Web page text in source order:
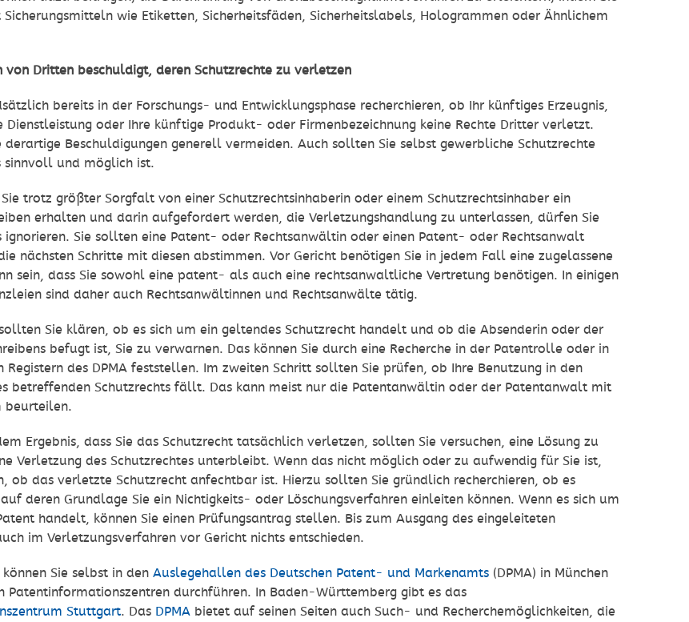
wie Etiketten, Sicherheitsfäden, Sicherheitslabels, Hologrammen oder Ähnlichem
von Dritten beschuldigt, deren Schutzrechte zu verletzen
bereits in der Forschungs- und Entwicklungsphase recherchieren, ob Ihr künftiges Erzeugnis,
Dienstleistung oder Ihre künftige Produkt- oder Firmenbezeichnung keine Rechte Dritter verletzt.
derartige Beschuldigungen generell vermeiden. Auch sollten Sie selbst gewerbliche Schutzrechte
sinnvoll und möglich ist.
trotz größter Sorgfalt von einer Schutzrechtsinhaberin oder einem Schutzrechtsinhaber ein
erhalten und darin aufgefordert werden, die Verletzungshandlung zu unterlassen, dürfen Sie
ignorieren. Sie sollten eine Patent- oder Rechtsanwältin oder einen Patent- oder Rechtsanwalt
nächsten Schritte mit diesen abstimmen. Vor Gericht benötigen Sie in jedem Fall eine zugelassene
sein, dass Sie sowohl eine patent- als auch eine rechtsanwaltliche Vertretung benötigen. In einigen
sind daher auch Rechtsanwältinnen und Rechtsanwälte tätig.
Sie klären, ob es sich um ein geltendes Schutzrecht handelt und ob die Absenderin oder der
befugt ist, Sie zu verwarnen. Das können Sie durch eine Recherche in der Patentrolle oder in
Registern des DPMA feststellen. Im zweiten Schritt sollten Sie prüfen, ob Ihre Benutzung in den
betreffenden Schutzrechts fällt. Das kann meist nur die Patentanwältin oder der Patentanwalt mit
beurteilen.
Ergebnis, dass Sie das Schutzrecht tatsächlich verletzen, sollten Sie versuchen, eine Lösung zu
Verletzung des Schutzrechtes unterbleibt. Wenn das nicht möglich oder zu aufwendig für Sie ist,
ob das verletzte Schutzrecht anfechtbar ist. Hierzu sollten Sie gründlich recherchieren, ob es
deren Grundlage Sie ein Nichtigkeits- oder Löschungsverfahren einleiten können. Wenn es sich um
handelt, können Sie einen Prüfungsantrag stellen. Bis zum Ausgang des eingeleiteten
im Verletzungsverfahren vor Gericht nichts entschieden.
können Sie selbst in denAuslegehallen des Deutschen Patent- und Markenamts (DPMA) in München
Patentinformationszentren durchführen. In Baden-Württemberg gibt es das
Stuttgart. Das DPMA bietet auf seinen Seiten auch Such- und Recherchemöglichkeiten, die